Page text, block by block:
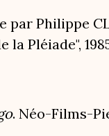
par Philippe
Pléiade",
. Néo-Films-